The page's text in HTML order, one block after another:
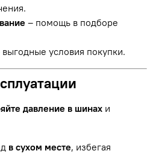
– помощь в подборе
выгодные условия покупки.
давление в шинах и
в сухом месте, избегая